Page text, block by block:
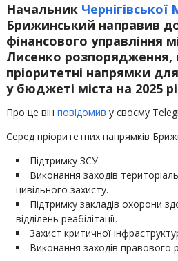
Начальник
Брижинський направив
фінансового управління
Лисенко розпорядження,
пріоритетні напрямки
у бюджеті міста на 2025
Про це він повідомив у своєму
Серед пріоритетних напрямків
Підтримку ЗСУ.
Виконання заходів
цивільного захисту.
Підтримку закладів охорони
відділень реабілітації.
Захист критичної
Виконання заходів правового